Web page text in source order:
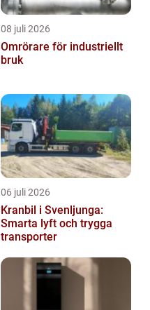
08 juli 2026
Omrörare för industriellt
bruk
06 juli 2026
Kranbil i Svenljunga:
Smarta lyft och trygga
transporter